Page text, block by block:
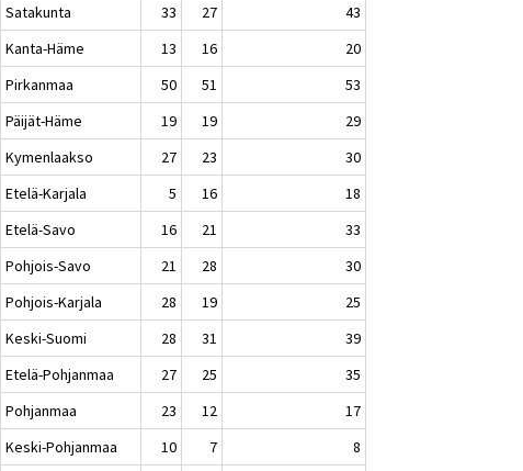
Satakunta
33 27
43
Kanta-Häme
13 16
20
Pirkanmaa
50 51
53
Päijät-Häme
19 19
29
Kymenlaakso
27 23
30
Etelä-Karjala
5 16
18
Etelä-Savo
16 21
33
Pohjois-Savo
21 28
30
Pohjois-Karjala
28 19
25
Keski-Suomi
28 31
39
Etelä-Pohjanmaa
27 25
35
Pohjanmaa
23 12
17
Keski-Pohjanmaa
10 7
8